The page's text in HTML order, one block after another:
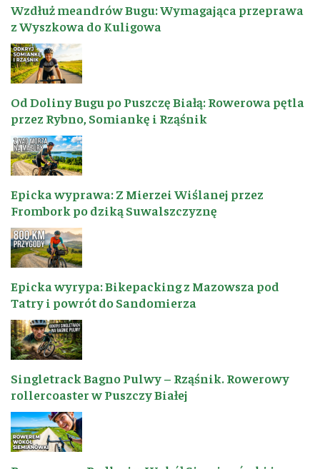
Wzdłuż meandrów Bugu: Wymagająca przeprawa
z Wyszkowa do Kuligowa
Od Doliny Bugu po Puszczę Białą: Rowerowa pętla
przez Rybno, Somiankę i Rząśnik
Epicka wyprawa: Z Mierzei Wiślanej przez
Frombork po dziką Suwalszczyznę
Epicka wyrypa: Bikepacking z Mazowsza pod
Tatry i powrót do Sandomierza
Singletrack Bagno Pulwy – Rząśnik. Rowerowy
rollercoaster w Puszczy Białej